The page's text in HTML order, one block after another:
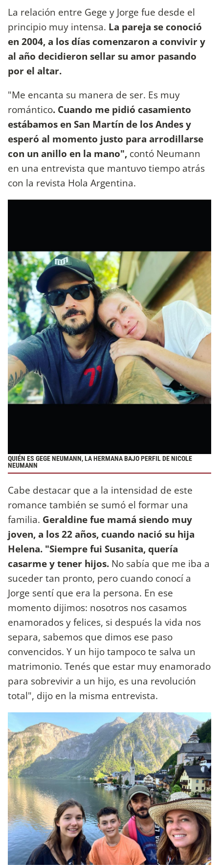
La relación entre Gege y Jorge fue desde el
principio muy intensa. La pareja se conoció
en 2004, a los días comenzaron a convivir y
al año decidieron sellar su amor pasando
por el altar.
"Me encanta su manera de ser. Es muy
romántico. Cuando me pidió casamiento
estábamos en San Martín de los Andes y
esperó al momento justo para arrodillarse
con un anillo en la mano", contó Neumann
en una entrevista que mantuvo tiempo atrás
con la revista Hola Argentina.
QUIÉN ES GEGE NEUMANN, LA HERMANA BAJO PERFIL DE NICOLE
NEUMANN
Cabe destacar que a la intensidad de este
romance también se sumó el formar una
familia. Geraldine fue mamá siendo muy
joven, a los 22 años, cuando nació su hija
Helena. "Siempre fui Susanita, quería
casarme y tener hijos. No sabía que me iba a
suceder tan pronto, pero cuando conocí a
Jorge sentí que era la persona. En ese
momento dijimos: nosotros nos casamos
enamorados y felices, si después la vida nos
separa, sabemos que dimos ese paso
convencidos. Y un hijo tampoco te salva un
matrimonio. Tenés que estar muy enamorado
para sobrevivir a un hijo, es una revolución
total", dijo en la misma entrevista.